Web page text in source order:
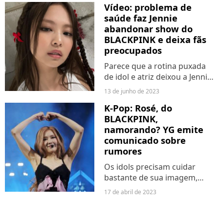
Vídeo: problema de
saúde faz Jennie
abandonar show do
BLACKPINK e deixa fãs
preocupados
Parece que a rotina puxada
de idol e atriz deixou a Jennie,
do BLACKPINK, em condições
de saúde nada boas. A jovem
precisou sair no meio da
performance do grupo
durante um show em...
13 de junho de 2023
K-Pop: Rosé, do
BLACKPINK,
namorando? YG emite
comunicado sobre
rumores
Os idols precisam cuidar
bastante de sua imagem,
mas as empresas chegam a
17 de abril de 2023